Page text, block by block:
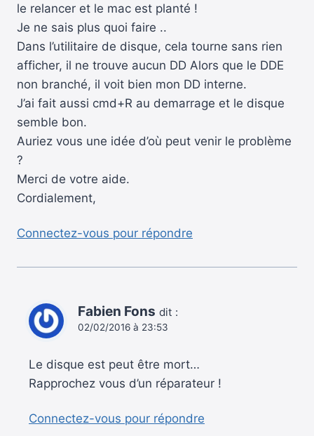
le relancer et le mac est planté !
Je ne sais plus quoi faire ..
Dans l’utilitaire de disque, cela tourne sans rien
afficher, il ne trouve aucun DD Alors que le DDE
non branché, il voit bien mon DD interne.
J’ai fait aussi cmd+R au demarrage et le disque
semble bon.
Auriez vous une idée d’où peut venir le problème
?
Merci de votre aide.
Cordialement,
Connectez-vous pour répondre
Fabien Fons dit :
02/02/2016 à 23:53
Le disque est peut être mort…
Rapprochez vous d’un réparateur !
Connectez-vous pour répondre